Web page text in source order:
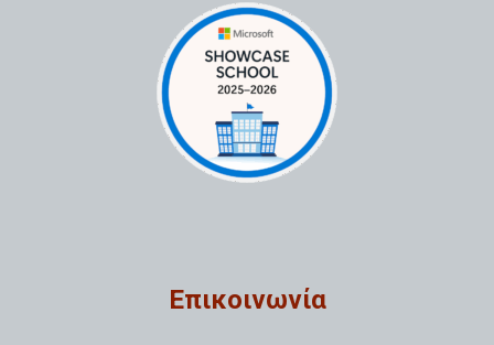
Επικοινωνία